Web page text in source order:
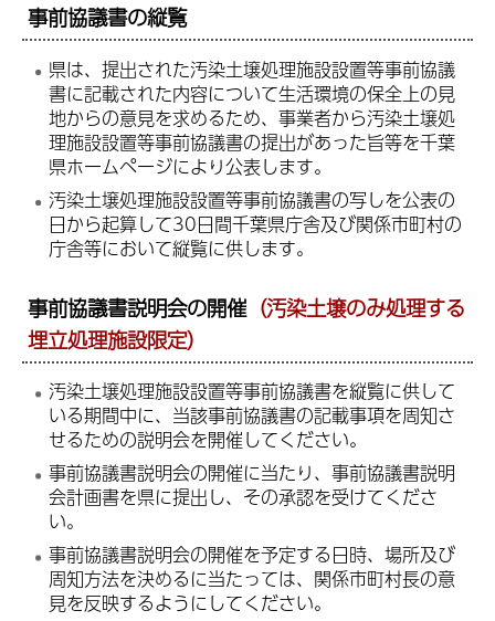
事前協議書の縦覧
県は、提出された汚染土壌処理施設設置等事前協議
書に記載された内容について生活環境の保全上の見
地からの意見を求めるため、事業者から汚染土壌処
理施設設置等事前協議書の提出があった旨等を千葉
県ホームページにより公表します。
汚染土壌処理施設設置等事前協議書の写しを公表の
日から起算して30日間千葉県庁舎及び関係市町村の
庁舎等において縦覧に供します。
事前協議書説明会の開催（汚染土壌のみ処理する
埋立処理施設限定）
汚染土壌処理施設設置等事前協議書を縦覧に供して
いる期間中に、当該事前協議書の記載事項を周知さ
せるための説明会を開催してください。
事前協議書説明会の開催に当たり、事前協議書説明
会計画書を県に提出し、その承認を受けてくださ
い。
事前協議書説明会の開催を予定する日時、場所及び
周知方法を決めるに当たっては、関係市町村長の意
見を反映するようにしてください。